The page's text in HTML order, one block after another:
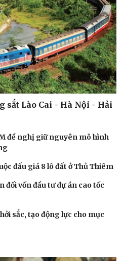
sắt Lào Cai - Hà Nội - Hải
đề nghị giữ nguyên mô hình
đấu giá 8 lô đất ở Thủ Thiêm
đối vốn đầu tư dự án cao tốc
sắc, tạo động lực cho mục